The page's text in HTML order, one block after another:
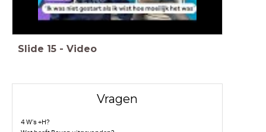
Slide 15 - Video
Vragen
4 W's +H?